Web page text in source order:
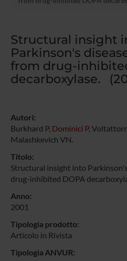
Structural insight
Parkinson's
from drug-
decarboxylase.
Autori:
Burkhard P, Dominici P,
Malashkevich VN.
Titolo:
Structural insight into
drug-inhibited DOPA
Anno:
2001
Tipologia prodotto:
Articolo in Rivista
Tipologia ANVUR: